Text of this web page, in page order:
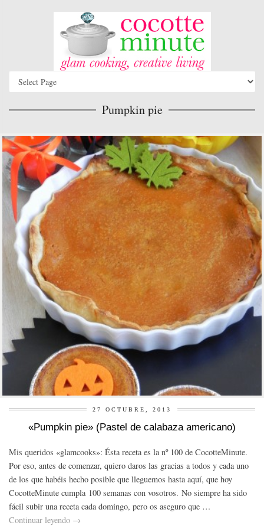
Pumpkin pie
27 OCTUBRE, 2013
«Pumpkin pie» (Pastel de calabaza americano)
Mis queridos «glamcooks»: Ésta receta es la nº 100 de CocotteMinute.
Por eso, antes de comenzar, quiero daros las gracias a todos y cada uno
de los que habéis hecho posible que lleguemos hasta aquí, que hoy
CocotteMinute cumpla 100 semanas con vosotros. No siempre ha sido
fácil subir una receta cada domingo, pero os aseguro que …
Continuar leyendo →